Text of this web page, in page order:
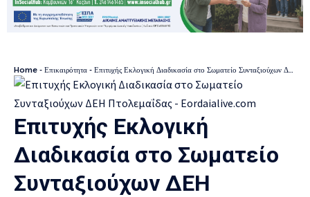
Home - Επικαιρότητα - Επιτυχής Εκλογική Διαδικασία στο Σωματείο Συνταξιούχων ΔΕΗ Πτολεμαΐδας
Επιτυχής Εκλογική
Διαδικασία στο Σωματείο
Συνταξιούχων ΔΕΗ